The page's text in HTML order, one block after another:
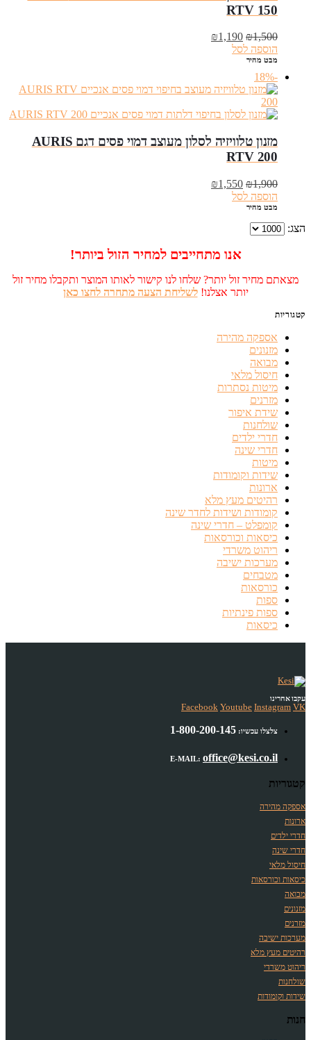
RTV 150
₪1,500
המחיר
המקורי
₪1,190
הוספה לסל
מבט מהיר
-18%
מזנון טלוויזיה לסלון מעוצב דמוי פסים דגם AURIS
RTV 200
₪1,900
המחיר
המקורי
₪1,550
הוספה לסל
מבט מהיר
הצג:
אנו מתחייבים למחיר הזול ביותר!
מצאתם מחיר זול יותר? שלחו לנו קישור לאותו המוצר ותקבלו מחיר זול
יותר אצלנו!לשליחת הצעה מתחרה לחצו כאן
קטגוריות
אספקה מהירה
מזנונים
מבואה
חיסול מלאי
מיטות נסתרות
מזרנים
שידת איפור
שולחנות
חדרי ילדים
חדרי שינה
מיטות
שידות וקומודות
ארונות
רהיטים מעץ מלא
קומודות ושידות לחדר שינה
קומפלט – חדרי שינה
כיסאות וכורסאות
ריהוט משרדי
מערכות ישיבה
מטבחים
כורסאות
ספות
ספות פינתיות
כיסאות
עקבו אחרינו
Facebook Youtube Instagram VK
צלצלו עכשיו: 1-800-200-145
E-MAIL: office@kesi.co.il
קטגוריות
אספקה מהירה
ארונות
חדרי ילדים
חדרי שינה
חיסול מלאי
כיסאות וכורסאות
מבואה
מזנונים
מזרנים
מערכות ישיבה
רהיטים מעץ מלא
ריהוט משרדי
שולחנות
שידות וקומודות
חנות